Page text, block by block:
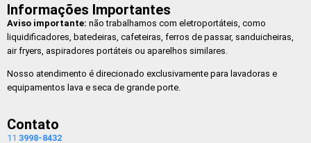
Informações Importantes
Aviso importante: não trabalhamos com eletroportáteis, como
liquidificadores, batedeiras, cafeteiras, ferros de passar, sanduicheiras,
air fryers, aspiradores portáteis ou aparelhos similares.
Nosso atendimento é direcionado exclusivamente para lavadoras e
equipamentos lava e seca de grande porte.
Contato
11 3998-8432